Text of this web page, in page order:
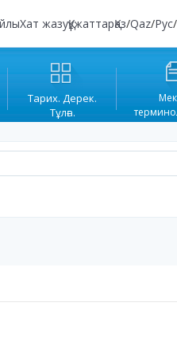
Хат жазуҚұжаттарҚаз/Qaz/Рус/
Тарих. Дерек.
Тұлға.